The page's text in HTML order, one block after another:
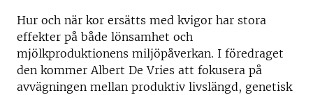
Hur och när kor ersätts med kvigor har stora
effekter på både lönsamhet och
mjölkproduktionens miljöpåverkan. I föredraget
den kommer Albert De Vries att fokusera på
avvägningen mellan produktiv livslängd, genetisk